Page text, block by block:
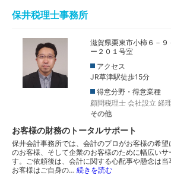
保井税理士事務所
滋賀県栗東市小柿６－
ー２０１号室
アクセス
JR草津駅徒歩15分
得意分野・得意業種
顧問税理士 会社設立 経
その他
お客様の財務のトータルサポート
保井会計事務所では、会計のプロがお客様の希
のお客様、そして企業のお客様のために幅広いサ
す。ご依頼後は、会計に関する心配事や懸念は当
お客様はご自身の… 続きを読む